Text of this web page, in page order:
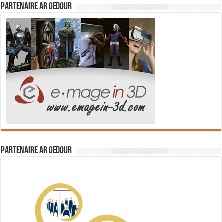
Partenaire Ar Gedour
Partenaire Ar Gedour